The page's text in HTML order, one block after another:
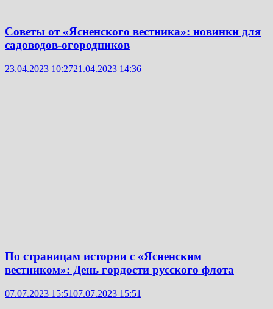
Советы от «Ясненского вестника»: новинки для
садоводов-огородников
23.04.2023 10:2721.04.2023 14:36
По страницам истории с «Ясненским
вестником»: День гордости русского флота
07.07.2023 15:5107.07.2023 15:51